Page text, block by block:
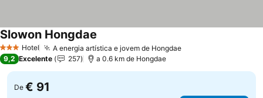
3 EstrelasHotel A energia artística e jovem de HongdaeVer preços
Slowon Hongdae
9,2 Excelente 257 a 0.6 km de Hongdae
De € 91